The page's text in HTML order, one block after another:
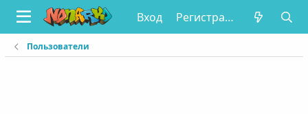
Вход Регистрация
Пользователи